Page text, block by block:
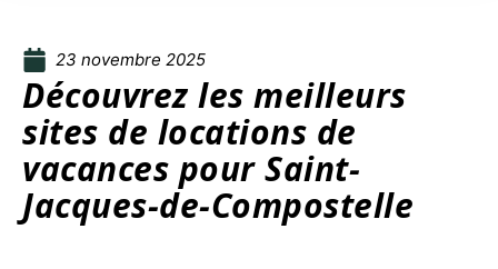
23 novembre 2025
Découvrez les meilleurs
sites de locations de
vacances pour Saint-
Jacques-de-Compostelle